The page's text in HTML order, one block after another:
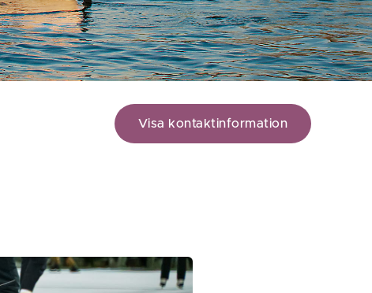
Visa kontaktinformation